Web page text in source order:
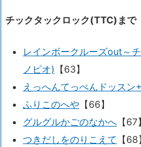
チックタックロック(TTC)まで
レインボークルーズout～
ノピオ) 【63】
えっへんてっぺんドッスン
ふりこのへや 【66】
グルグルかごのなかへ 【67】
つきだしをのりこえて 【68】